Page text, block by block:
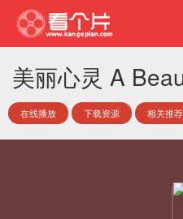
美丽心灵 A
在线播放 下载资源 相关推荐